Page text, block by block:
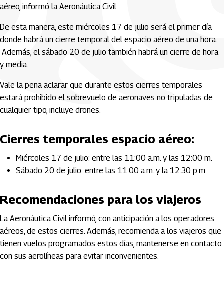
aéreo, informó la Aeronáutica Civil.
De esta manera, este miércoles 17 de julio será el primer día
donde habrá un cierre temporal del espacio aéreo de una hora.
Además, el sábado 20 de julio también habrá un cierre de hora
y media.
Vale la pena aclarar que durante estos cierres temporales
estará prohibido el sobrevuelo de aeronaves no tripuladas de
cualquier tipo, incluye drones.
Cierres temporales espacio aéreo:
Miércoles 17 de julio: entre las 11:00 a.m. y las 12:00 m.
Sábado 20 de julio: entre las 11:00 a.m. y la 12:30 p.m.
Recomendaciones para los viajeros
La Aeronáutica Civil informó, con anticipación a los operadores
aéreos, de estos cierres. Además, recomienda a los viajeros que
tienen vuelos programados estos días, mantenerse en contacto
con sus aerolíneas para evitar inconvenientes.